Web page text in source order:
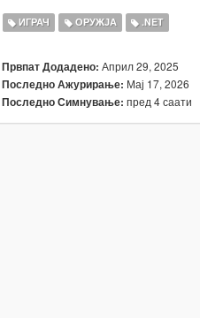
ИГРАЧ ОРУЖЈА .NET
Првпат Додадено: Април 29, 2025
Последно Ажурирање: Мај 17, 2026
Последно Симнување: пред 4 саати